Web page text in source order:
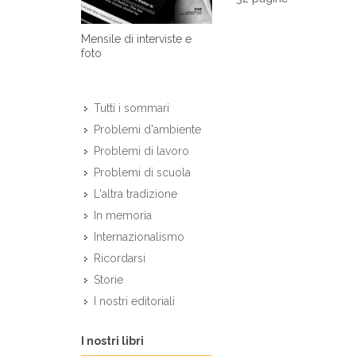
Mensile di interviste e
foto
Tutti i sommari
Problemi d'ambiente
Problemi di lavoro
Problemi di scuola
L'altra tradizione
In memoria
Internazionalismo
Ricordarsi
Storie
I nostri editoriali
I nostri libri